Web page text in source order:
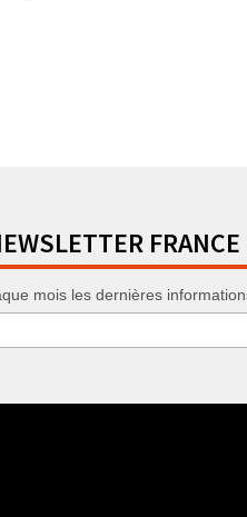
mois les dernières